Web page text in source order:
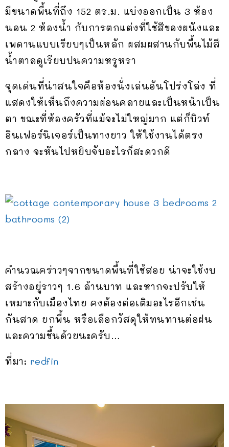
มีขนาดพื้นที่ถึง 152 ตร.ม. แบ่งออกเป็น 3 ห้อง
นอน 2 ห้องน้ำ กับการตกแต่งที่ใช้สีของผนังและ
เพดานแบบเรียบๆเป็นหลัก ผสมผสานกับพื้นไม้สี
น้ำตาลดูเรียบปนความหรูหรา
จุดเด่นที่น่าสนใจคือห้องนั่งเล่นอันโปร่งโล่ง ที่
แสดงให้เห็นถึงความผ่อนคลายและเป็นหน้าเป็น
ตา ขณะที่ห้องครัวที่แม้จะไม่ใหญ่มาก แต่ก็บิวท์
อินเฟอร์นิเจอร์เป็นทางยาว ให้ใช้งานได้ตรง
กลาง จะหันไปหยิบจับอะไรก็สะดวกดี
คำนวณคร่าวๆจากขนาดพื้นที่ใช้สอย น่าจะใช้งบ
สร้างอยู่ราวๆ 1.6 ล้านบาท และหากจะปรับให้
เหมาะกับเมืองไทย คงต้องต่อเติมอะไรอีกเช่น
กันสาด ยกพื้น หรือเลือกวัสดุให้ทนทานต่อฝน
และความชื้นด้วยนะครับ…
ที่มา: redfin